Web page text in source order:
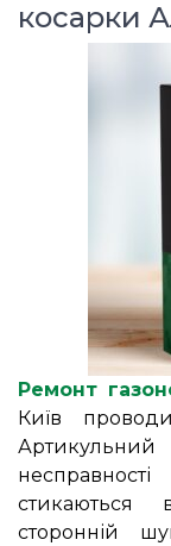
косарки
Ремонт
Київ
Артикульний
сторонній